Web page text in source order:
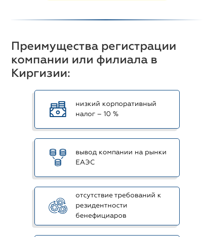
Преимущества регистрации
компании или филиала в
Киргизии:
низкий корпоративный
налог – 10 %
вывод компании на рынки
ЕАЭС
отсутствие требований к
резидентности
бенефициаров